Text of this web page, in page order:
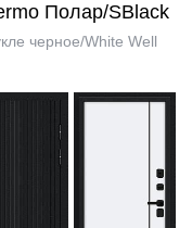
Полар/SBlack
черное/White Well